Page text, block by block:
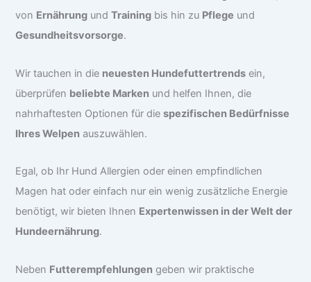
von Ernährung undTraining bis hin zu Pflege und
Gesundheitsvorsorge.
Wir tauchen in die neuesten Hundefuttertrends ein,
überprüfen beliebte Marken und helfen Ihnen, die
nahrhaftesten Optionen für diespezifischen Bedürfnisse
Ihres Welpen auszuwählen.
Egal, ob Ihr Hund Allergien oder einen empfindlichen
Magen hat oder einfach nur ein wenig zusätzliche Energie
benötigt, wir bieten Ihnen Expertenwissen in der Welt der
Hundeernährung.
Neben Futterempfehlungen geben wir praktische